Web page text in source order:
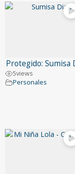
Protegido: Sumisa
5views
Personales